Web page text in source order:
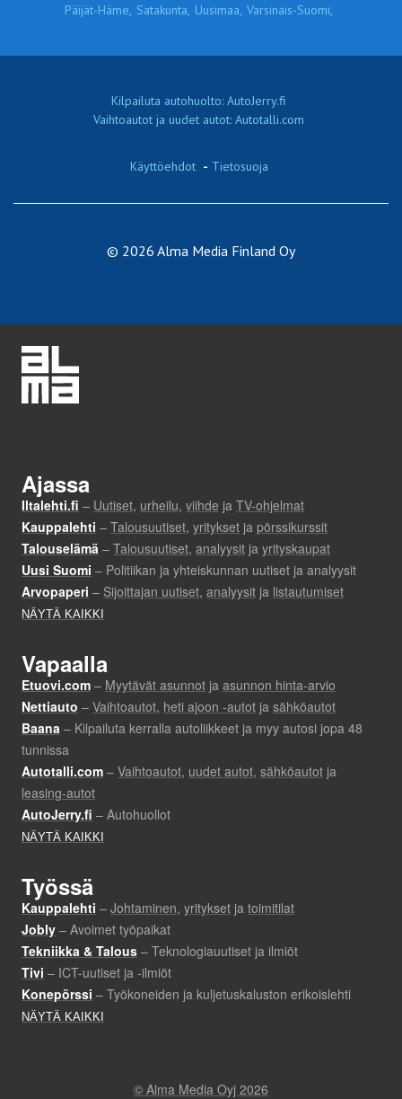
Päijät-Häme, Satakunta, Uusimaa, Varsinais-Suomi,
Kilpailuta autohuolto: AutoJerry.fi
Vaihtoautot ja uudet autot: Autotalli.com
Käyttöehdot - Tietosuoja
© 2026 Alma Media Finland Oy